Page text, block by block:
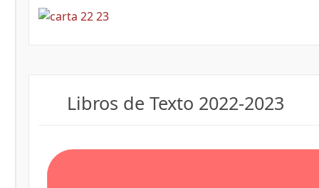
Libros de Texto 2022-2023